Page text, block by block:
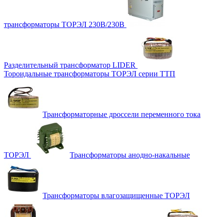
трансформаторы ТОРЭЛ 230В/230В
Разделительный трансформатор LIDER
Тороидальные трансформаторы ТОРЭЛ серии ТТП
Трансформаторные дроссели переменного тока
ТОРЭЛ Трансформаторы анодно-накальные
Трансформаторы влагозащищенные ТОРЭЛ